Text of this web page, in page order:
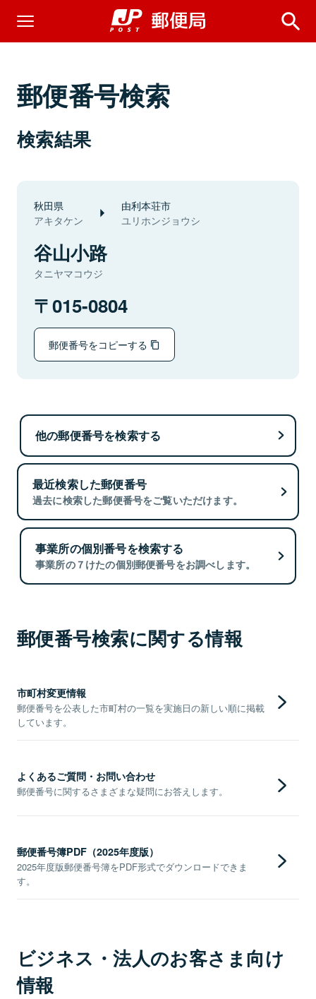
郵便番号検索
検索結果
秋田県
アキタケン
由利本荘市
ユリホンジョウシ
谷山小路
タニヤマコウジ
015-0804
郵便番号をコピーする
他の郵便番号を検索する
最近検索した郵便番号
過去に検索した郵便番号をご覧いただけます。
事業所の個別番号を検索する
事業所の７けたの個別郵便番号をお調べします。
郵便番号検索に関する情報
市町村変更情報
郵便番号を公表した市町村の一覧を実施日の新しい順に掲載
しています。
よくあるご質問・お問い合わせ
郵便番号に関するさまざまな疑問にお答えします。
郵便番号簿PDF（2025年度版）
2025年度版郵便番号簿をPDF形式でダウンロードできま
す。
ビジネス・法人のお客さま向け
情報